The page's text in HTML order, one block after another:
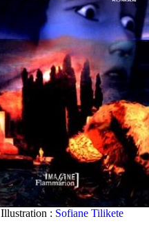
Illustration : Sofiane Tilikete